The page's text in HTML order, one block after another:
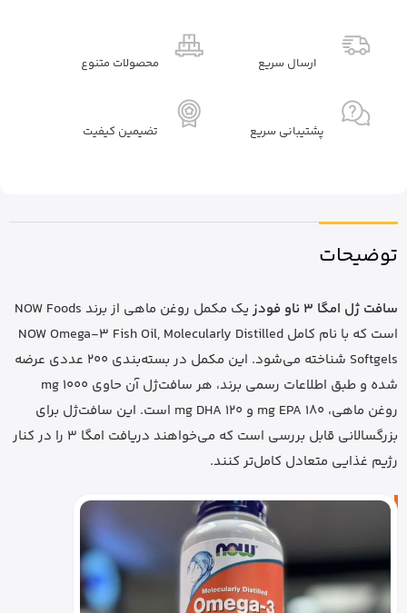
ارسال سریع محصولات متنوع
پشتیبانی سریع تضیمین کیفیت
توضیحات
سافت ژل امگا 3 ناو فودز
یک مکمل روغن ماهی از برند NOW Foods
است که با نام کامل NOW Omega-3 Fish Oil, Molecularly Distilled
Softgels شناخته می‌شود. این مکمل در بسته‌بندی 200 عددی عرضه
شده و طبق اطلاعات رسمی برند، هر سافت‌ژل آن حاوی 1000 mg
روغن ماهی، 180 mg EPA و 120 mg DHA است. این سافت‌ژل برای
بزرگسالانی قابل بررسی است که می‌خواهند دریافت امگا 3 را در کنار
رژیم غذایی متعادل کامل‌تر کنند.